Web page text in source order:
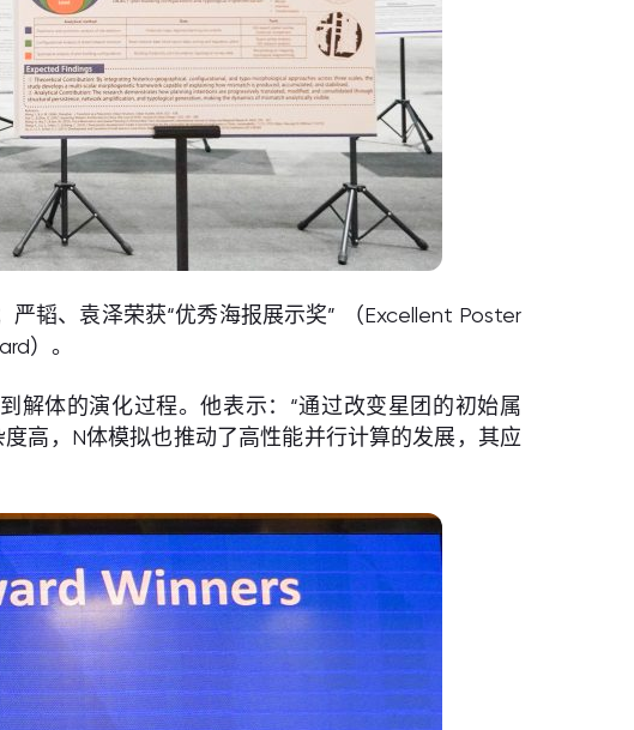
韬、袁泽荣获“优秀海报展示奖” （Excellent Poster
）。
解体的演化过程。他表示：“通过改变星团的初始属
高，N体模拟也推动了高性能并行计算的发展，其应